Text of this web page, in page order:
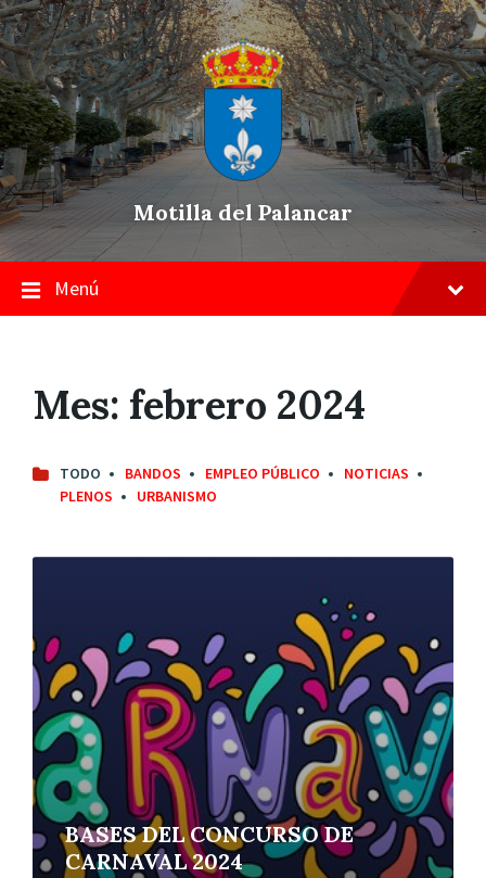
Skip
to
content
Saltar
a
la
navegación
principal
Saltar
a
pie
de
página
Motilla del Palancar
Menú
Mes: febrero 2024
TODO BANDOS EMPLEO PÚBLICO
NOTICIAS
PLENOS
URBANISMO
BASES DEL CONCURSO DE
CARNAVAL 2024
Leer